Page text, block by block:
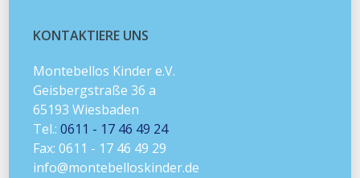
KONTAKTIERE UNS
Montebellos Kinder e.V.
Geisbergstraße 36 a
65193 Wiesbaden
Tel.:0611 - 17 46 49 24
Fax: 0611 - 17 46 49 29
info@montebelloskinder.de